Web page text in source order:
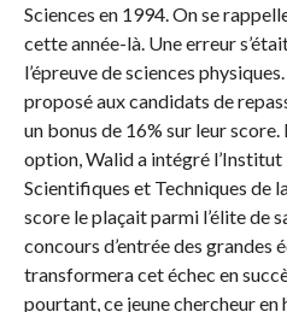
Sciences en 1994. On se
cette année-là. Une erreur
l’épreuve de sciences
proposé aux candidats de
un bonus de 16% sur leur
option, Walid a intégré
Scientifiques et Techniques de
score le plaçait parmi l’élite de
concours d’entrée des grandes
transformera cet échec en
pourtant, ce jeune chercheur